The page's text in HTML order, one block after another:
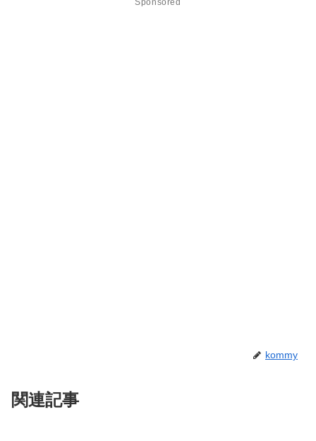
kommy
関連記事